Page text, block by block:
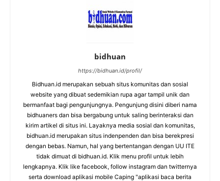
bidhuan
https://bidhuan.id/profil/
Bidhuan.id merupakan sebuah situs komunitas dan sosial
website yang dibuat sedemikian rupa agar tampil unik dan
bermanfaat bagi pengunjungnya. Pengunjung disini diberi nama
bidhuaners dan bisa bergabung untuk saling berinteraksi dan
kirim artikel di situs ini. Layaknya media sosial dan komunitas,
bidhuan.id merupakan situs indenpenden dan bisa berekpresi
dengan bebas. Namun, hal yang bertentangan dengan UU ITE
tidak dimuat di bidhuan.id. Klik menu profil untuk lebih
lengkapnya. Klik like facebook, follow instagram dan twitternya
serta download aplikasi mobile Caping "aplikasi baca berita